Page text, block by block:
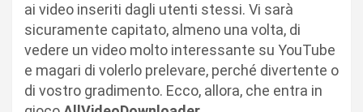
ai video inseriti dagli utenti stessi. Vi sarà
sicuramente capitato, almeno una volta, di
vedere un video molto interessante su YouTube
e magari di volerlo prelevare, perché divertente o
di vostro gradimento. Ecco, allora, che entra in